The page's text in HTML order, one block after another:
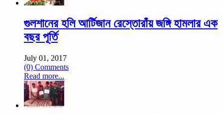
গুলশানের হলি আর্টিজান রেস্তোরাঁয় জঙ্গি হামলার এক
বছর পূর্তি
July 01, 2017
(0) Comments
Read more...